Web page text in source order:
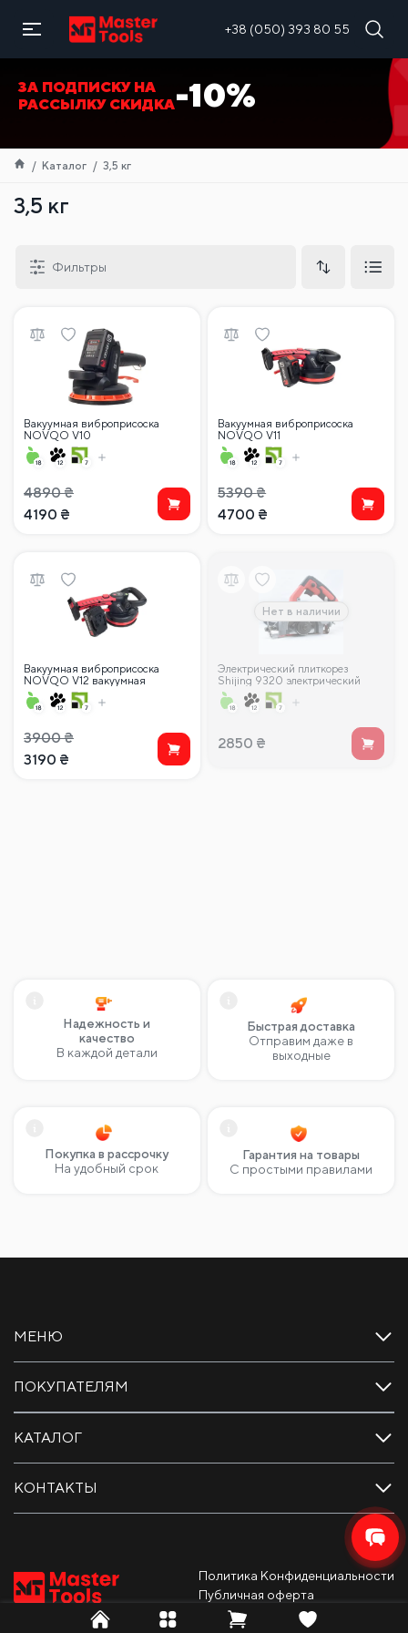
+38 (050) 393 80 55
RU
ЗА ПОДПИСКУ НА
РАССЫЛКУ СКИДКА-10%
Каталог 3,5 кг
3,5 кг
Фильтры
Вакуумная виброприсоска
NOVQO V10
4890₴
4190 ₴
Вакуумная виброприсоска
NOVQO V11
5390₴
4700 ₴
Вакуумная виброприсоска
NOVQO V12 вакуумная
виброприсоска
3900₴
3190 ₴
Нет в наличии
Электрический плиткорез
Shijing 9320 электрический
2850 ₴
Надежность и
качество
В каждой детали
Быстрая доставка
Отправим даже в
выходные
Покупка в рассрочку
На удобный срок
Гарантия на товары
С простыми правилами
КАТАЛОГ
ПОКУПАТЕЛЯМ
МЕНЮ
КОНТАКТЫ
Политика Конфиденциальности
Публичная оферта